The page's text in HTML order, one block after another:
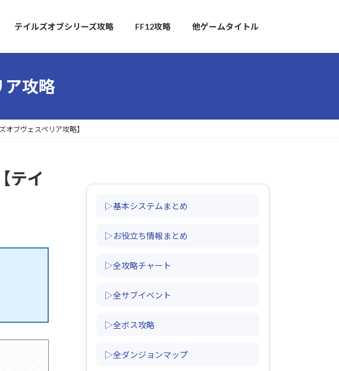
テイルズオブシリーズ攻略 FF12攻略 他ゲームタイトル
ア攻略
ブヴェスペリア攻略】
テイ
▷基本システムまとめ
▷お役立ち情報まとめ
▷全攻略チャート
▷全サブイベント
▷全ボス攻略
▷全ダンジョンマップ